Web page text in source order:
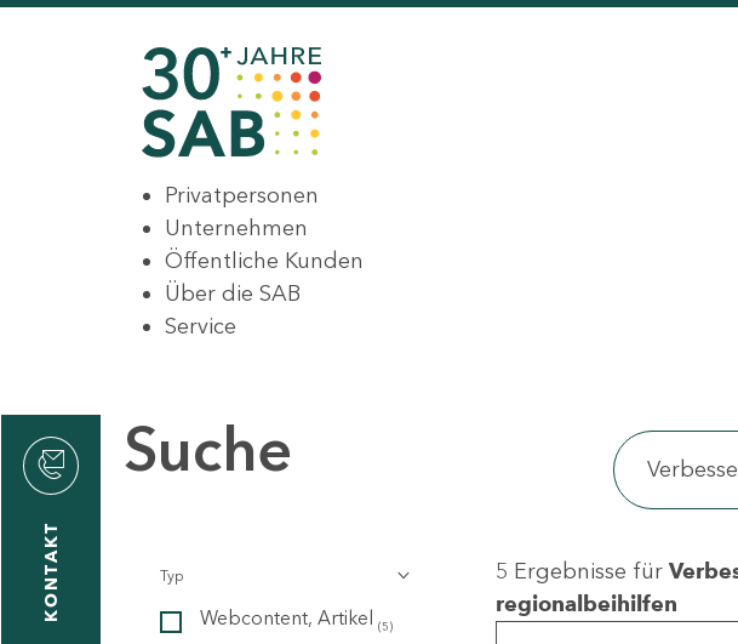
Privatpersonen
Unternehmen
Öffentliche Kunden
Über die SAB
Service
KONTAKT
Suche
Typ
Webcontent, Artikel (5)
5 Ergebnisse für
regionalbeihilfen